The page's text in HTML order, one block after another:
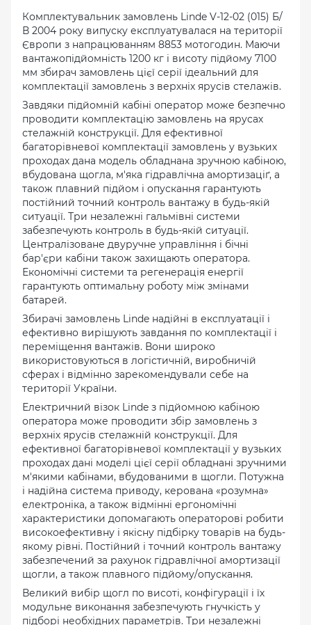
Комплектувальник замовлень Linde V-12-02 (015) Б/
В 2004 року випуску експлуатувалася на території
Європи з напрацюванням 8853 мотогодин. Маючи
вантажопідйомність 1200 кг і висоту підйому 7100
мм збирач замовлень цієї серії ідеальний для
комплектації замовлень з верхніх ярусів стелажів.
Завдяки підйомній кабіні оператор може безпечно
проводити комплектацію замовлень на ярусах
стелажній конструкції. Для ефективної
багаторівневої комплектації замовлень у вузьких
проходах дана модель обладнана зручною кабіною,
вбудована щогла, м'яка гідравлічна амортизаціґ, а
також плавний підйом і опускання гарантують
постійний точний контроль вантажу в будь-якій
ситуації. Три незалежні гальмівні системи
забезпечують контроль в будь-якій ситуації.
Централізоване двуручне управління і бічні
бар'єри кабіни також захищають оператора.
Економічні системи та регенерація енергії
гарантують оптимальну роботу між змінами
батарей.
Збирачі замовлень Linde надійні в експлуатації і
ефективно вирішують завдання по комплектації і
переміщення вантажів. Вони широко
використовуються в логістичній, виробничій
сферах і відмінно зарекомендували себе на
території України.
Електричний візок Linde з підйомною кабіною
оператора може проводити збір замовлень з
верхніх ярусів стелажній конструкції. Для
ефективної багаторівневої комплектації у вузьких
проходах дані моделі цієї серії обладнані зручними
м'якими кабінами, вбудованими в щогли. Потужна
і надійна система приводу, керована «розумна»
електроніка, а також відмінні ергономічні
характеристики допомагають операторові робити
високоефективну і якісну підбірку товарів на будь-
якому рівні. Постійний і точний контроль вантажу
забезпечений за рахунок гідравлічної амортизації
щогли, а також плавного підйому/опускання.
Великий вибір щогл по висоті, конфігурації і їх
модульне виконання забезпечують гнучкість у
підборі необхідних параметрів. Три незалежні